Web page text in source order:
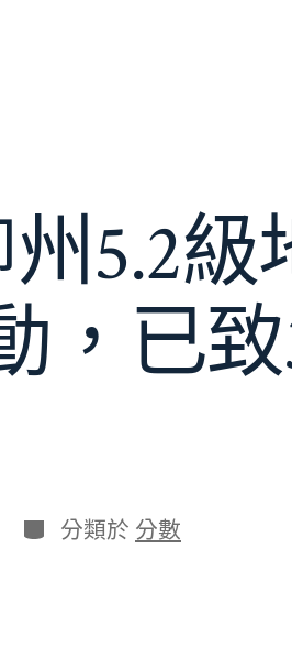
5.2級
，已
分
類
分類於 分數